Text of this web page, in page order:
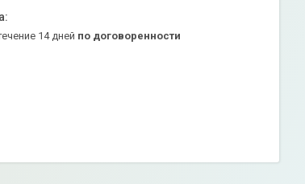
14 дней по договоренности